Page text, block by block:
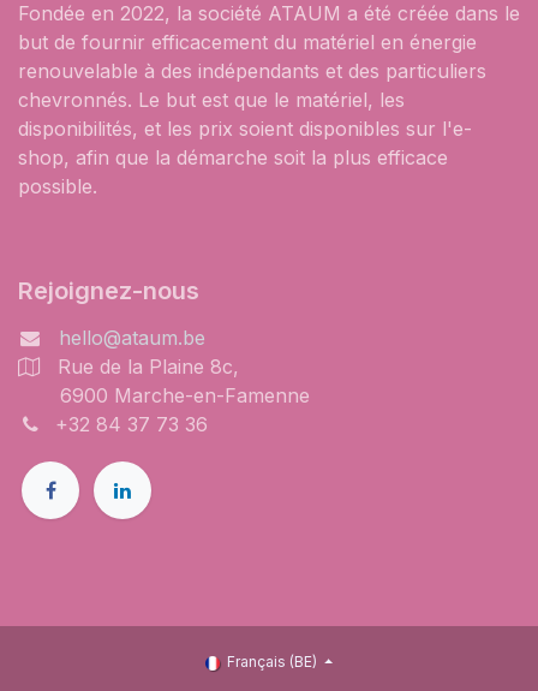
Fondée en 2022, la société ATAUM a été créée dans le
but de fournir efficacement du matériel en énergie
renouvelable à des indépendants et des particuliers
chevronnés. Le but est que le matériel, les
disponibilités, et les prix soient disponibles sur l'e-
shop, afin que la démarche soit la plus efficace
possible.
Rejoignez-nous
hello@ataum.be
Rue de la Plaine 8c,
6900 Marche-en-Famenne
+32 84 37 73 36
Français (BE)